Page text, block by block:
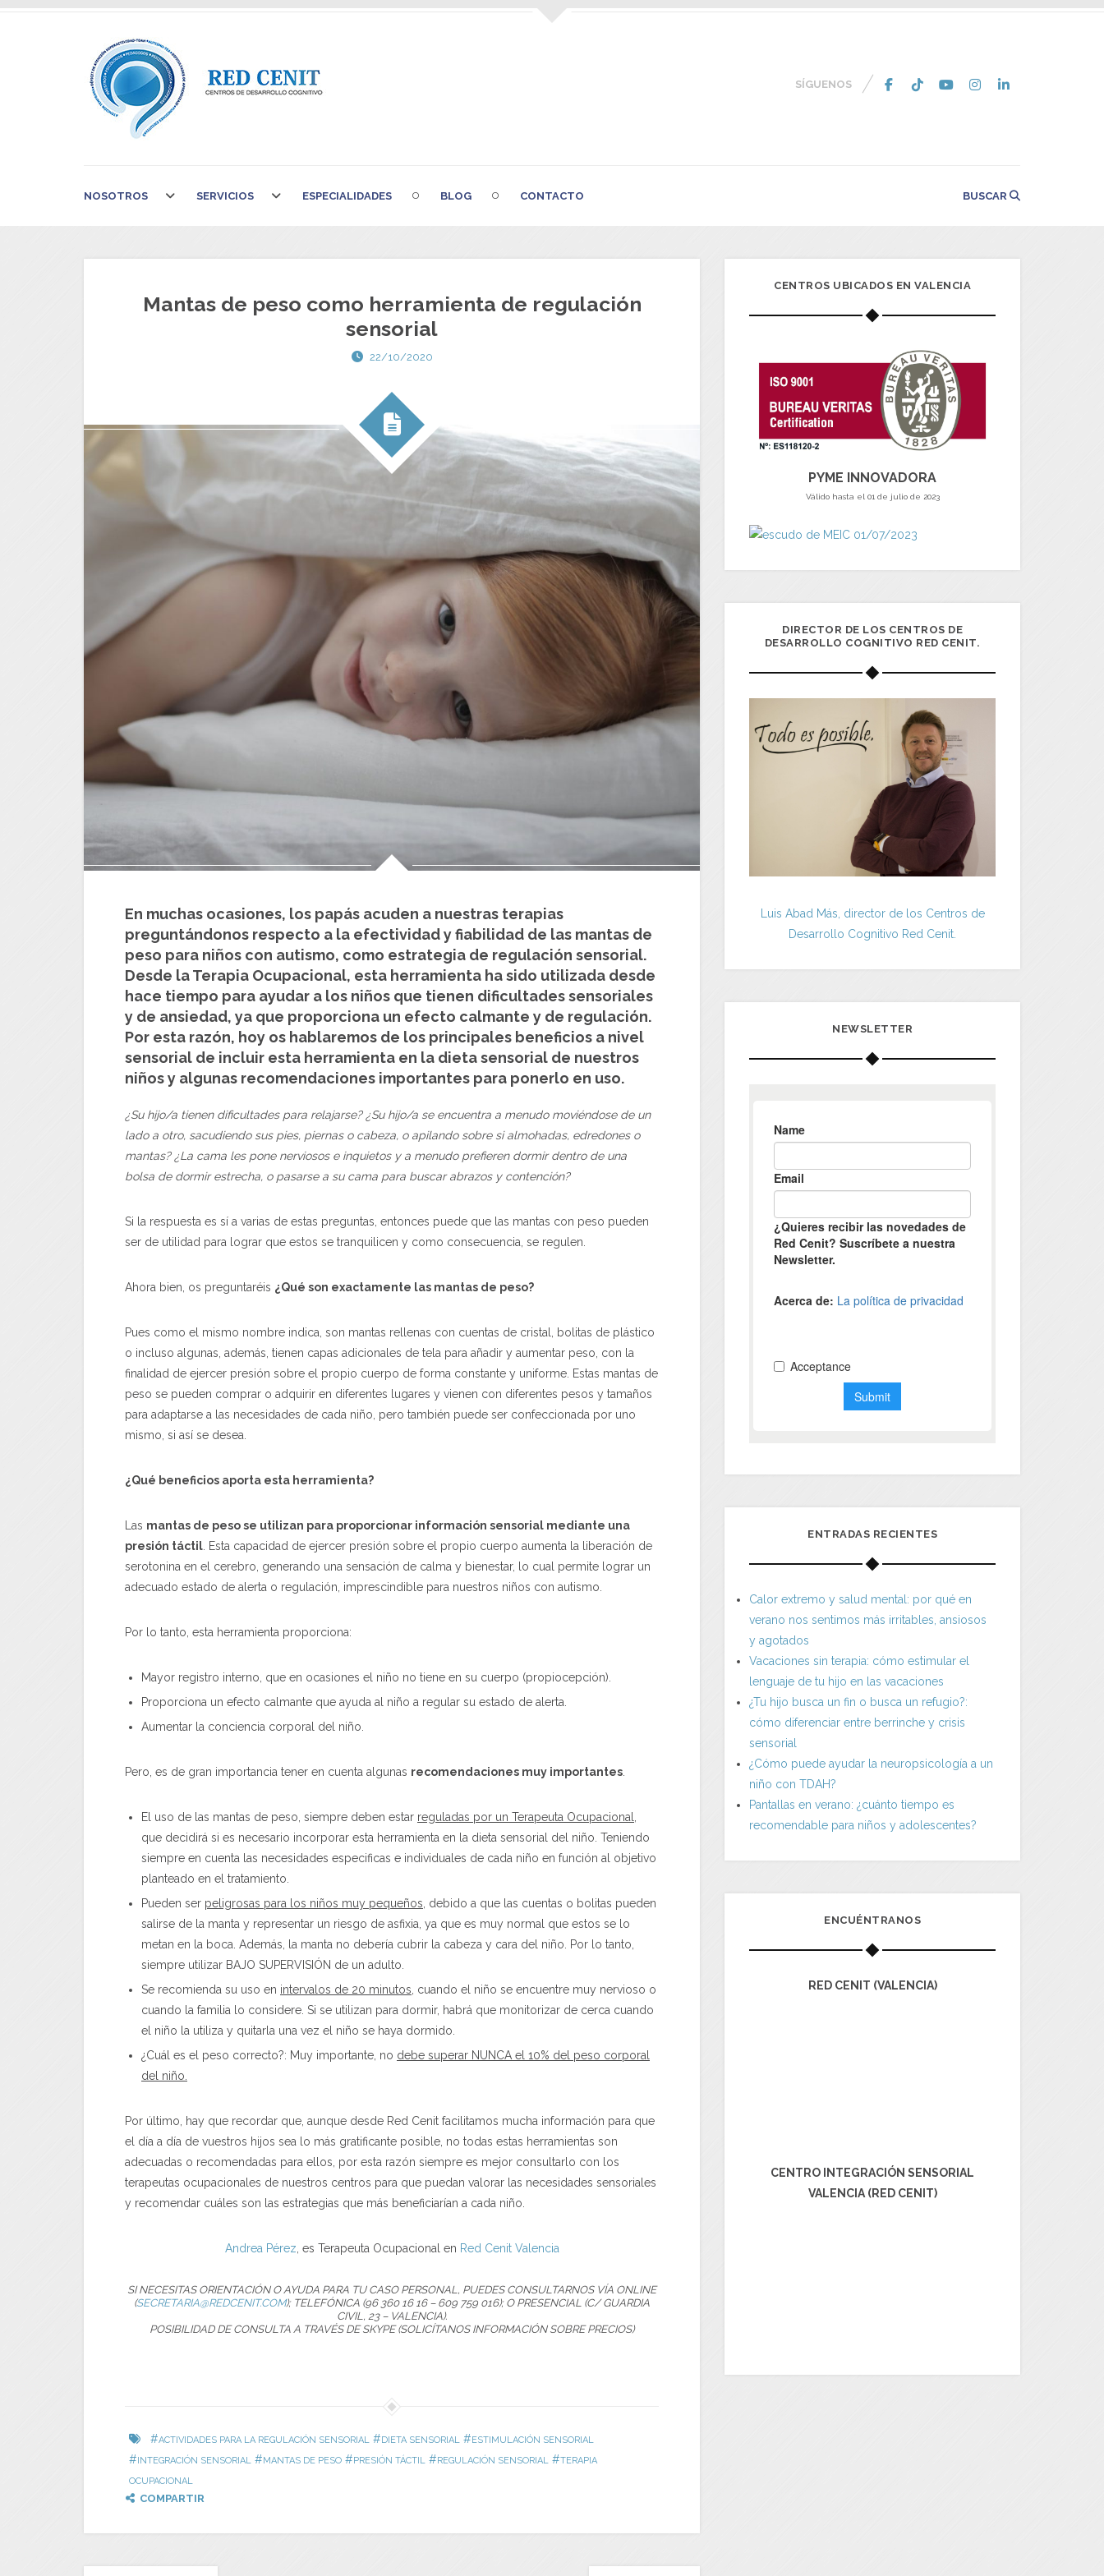
SÍGUENOS
NOSOTROS SERVICIOS ESPECIALIDADES BLOG CONTACTO BUSCAR
Mantas de peso como herramienta de regulación
sensorial
22/10/2020
En muchas ocasiones, los papás acuden a nuestras terapias
preguntándonos respecto a la efectividad y fiabilidad de las mantas de
peso para niños con autismo, como estrategia de regulación sensorial.
Desde la Terapia Ocupacional, esta herramienta ha sido utilizada desde
hace tiempo para ayudar a los niños que tienen dificultades sensoriales
y de ansiedad, ya que proporciona un efecto calmante y de regulación.
Por esta razón, hoy os hablaremos de los principales beneficios a nivel
sensorial de incluir esta herramienta en la dieta sensorial de nuestros
niños y algunas recomendaciones importantes para ponerlo en uso.
¿Su hijo/a tienen dificultades para relajarse? ¿Su hijo/a se encuentra a menudo moviéndose de un
lado a otro, sacudiendo sus pies, piernas o cabeza, o apilando sobre si almohadas, edredones o
mantas? ¿La cama les pone nerviosos e inquietos y a menudo prefieren dormir dentro de una
bolsa de dormir estrecha, o pasarse a su cama para buscar abrazos y contención?
Si la respuesta es sí a varias de estas preguntas, entonces puede que las mantas con peso pueden
ser de utilidad para lograr que estos se tranquilicen y como consecuencia, se regulen.
Ahora bien, os preguntaréis ¿Qué son exactamente las mantas de peso?
Pues como el mismo nombre indica, son mantas rellenas con cuentas de cristal, bolitas de plástico
o incluso algunas, además, tienen capas adicionales de tela para añadir y aumentar peso, con la
finalidad de ejercer presión sobre el propio cuerpo de forma constante y uniforme. Estas mantas de
peso se pueden comprar o adquirir en diferentes lugares y vienen con diferentes pesos y tamaños
para adaptarse a las necesidades de cada niño, pero también puede ser confeccionada por uno
mismo, si así se desea.
¿Qué beneficios aporta esta herramienta?
Las mantas de peso se utilizan para proporcionar información sensorial mediante una
presión táctil. Esta capacidad de ejercer presión sobre el propio cuerpo aumenta la liberación de
serotonina en el cerebro, generando una sensación de calma y bienestar, lo cual permite lograr un
adecuado estado de alerta o regulación, imprescindible para nuestros niños con autismo.
Por lo tanto, esta herramienta proporciona:
Mayor registro interno, que en ocasiones el niño no tiene en su cuerpo (propiocepción).
Proporciona un efecto calmante que ayuda al niño a regular su estado de alerta.
Aumentar la conciencia corporal del niño.
Pero, es de gran importancia tener en cuenta algunas recomendaciones muy importantes.
El uso de las mantas de peso, siempre deben estar reguladas por un Terapeuta Ocupacional,
que decidirá si es necesario incorporar esta herramienta en la dieta sensorial del niño. Teniendo
siempre en cuenta las necesidades especificas e individuales de cada niño en función al objetivo
planteado en el tratamiento.
Pueden ser peligrosas para los niños muy pequeños, debido a que las cuentas o bolitas pueden
salirse de la manta y representar un riesgo de asfixia, ya que es muy normal que estos se lo
metan en la boca. Además, la manta no debería cubrir la cabeza y cara del niño. Por lo tanto,
siempre utilizar BAJO SUPERVISIÓN de un adulto.
Se recomienda su uso en intervalos de 20 minutos, cuando el niño se encuentre muy nervioso o
cuando la familia lo considere. Si se utilizan para dormir, habrá que monitorizar de cerca cuando
el niño la utiliza y quitarla una vez el niño se haya dormido.
¿Cuál es el peso correcto?: Muy importante, no debe superar NUNCA el 10% del peso corporal
del niño.
Por último, hay que recordar que, aunque desde Red Cenit facilitamos mucha información para que
el día a día de vuestros hijos sea lo más gratificante posible, no todas estas herramientas son
adecuadas o recomendadas para ellos, por esta razón siempre es mejor consultarlo con los
terapeutas ocupacionales de nuestros centros para que puedan valorar las necesidades sensoriales
y recomendar cuáles son las estrategias que más beneficiarían a cada niño.
Andrea Pérez, es Terapeuta Ocupacional en Red Cenit Valencia
SI NECESITAS ORIENTACIÓN O AYUDA PARA TU CASO PERSONAL, PUEDES CONSULTARNOS VÍA ONLINE
(SECRETARIA@REDCENIT.COM); TELEFÓNICA (96 360 16 16 – 609 759 016); O PRESENCIAL (C/ GUARDIA
CIVIL, 23 – VALENCIA).
POSIBILIDAD DE CONSULTA A TRAVÉS DE SKYPE (SOLICÍTANOS INFORMACIÓN SOBRE PRECIOS)
#ACTIVIDADES PARA LA REGULACIÓN SENSORIAL # DIETA SENSORIAL # ESTIMULACIÓN SENSORIAL
# INTEGRACIÓN SENSORIAL # MANTAS DE PESO # PRESIÓN TÁCTIL # REGULACIÓN SENSORIAL #TERAPIA
OCUPACIONAL
COMPARTIR
CENTROS UBICADOS EN VALENCIA
PYME INNOVADORA
Válido hasta el 01 de julio de 2023
DIRECTOR DE LOS CENTROS DE
DESARROLLO COGNITIVO RED CENIT.
Luis Abad Más, director de los Centros de
Desarrollo Cognitivo Red Cenit.
NEWSLETTER
ENTRADAS RECIENTES
Calor extremo y salud mental: por qué en
verano nos sentimos más irritables, ansiosos
y agotados
Vacaciones sin terapia: cómo estimular el
lenguaje de tu hijo en las vacaciones
¿Tu hijo busca un fin o busca un refugio?:
cómo diferenciar entre berrinche y crisis
sensorial
¿Cómo puede ayudar la neuropsicología a un
niño con TDAH?
Pantallas en verano: ¿cuánto tiempo es
recomendable para niños y adolescentes?
ENCUÉNTRANOS
RED CENIT (VALENCIA)
CENTRO INTEGRACIÓN SENSORIAL
VALENCIA (RED CENIT)